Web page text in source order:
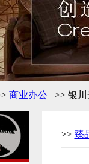
商业办公 >> 银川
>> 臻